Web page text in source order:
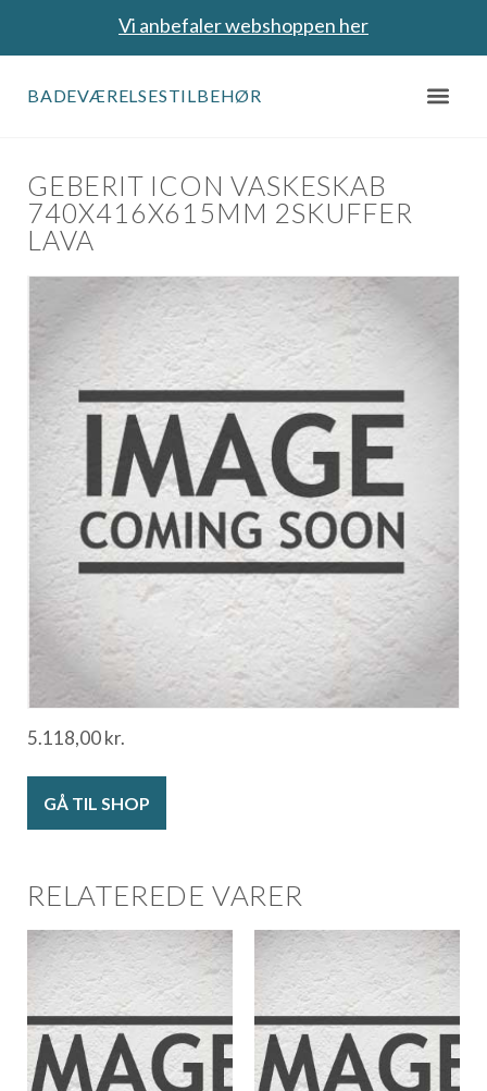
Vi anbefaler webshoppen her
BADEVÆRELSESTILBEHØR
GEBERIT ICON VASKESKAB
740X416X615MM 2SKUFFER
LAVA
5.118,00kr.
GÅ TIL SHOP
RELATEREDE VARER